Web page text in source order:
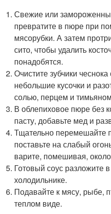
Свежие или
превратите в пюре при
мясорубки. А затем
сито, чтобы удалить
понадобятся.
Очистите зубчики
небольшие кусочки и
солью, перцем и
В облепиховое пюре без
пасту, добавьте мед и
Тщательно перемешайте
поставьте на слабый
варите, помешивая,
Готовый соус разложите
холодильнике.
Подавайте к мясу, рыбе,
теплом виде.